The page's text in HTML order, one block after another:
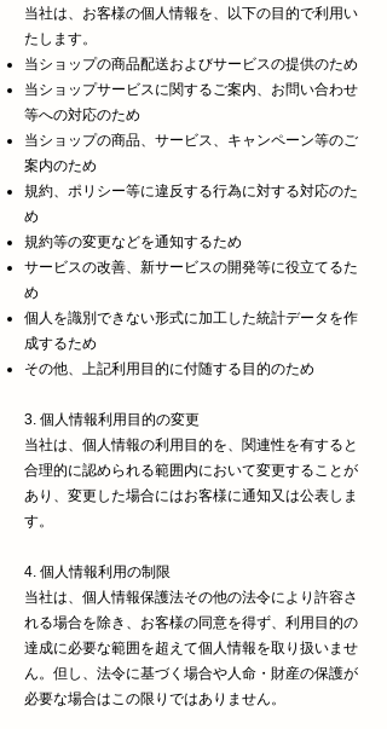
当社は、お客様の個人情報を、以下の目的で利用い
たします。
当ショップの商品配送およびサービスの提供のため
当ショップサービスに関するご案内、お問い合わせ
等への対応のため
当ショップの商品、サービス、キャンペーン等のご
案内のため
規約、ポリシー等に違反する行為に対する対応のた
め
規約等の変更などを通知するため
サービスの改善、新サービスの開発等に役立てるた
め
個人を識別できない形式に加工した統計データを作
成するため
その他、上記利用目的に付随する目的のため
3. 個人情報利用目的の変更
当社は、個人情報の利用目的を、関連性を有すると
合理的に認められる範囲内において変更することが
あり、変更した場合にはお客様に通知又は公表しま
す。
4. 個人情報利用の制限
当社は、個人情報保護法その他の法令により許容さ
れる場合を除き、お客様の同意を得ず、利用目的の
達成に必要な範囲を超えて個人情報を取り扱いませ
ん。但し、法令に基づく場合や人命・財産の保護が
必要な場合はこの限りではありません。